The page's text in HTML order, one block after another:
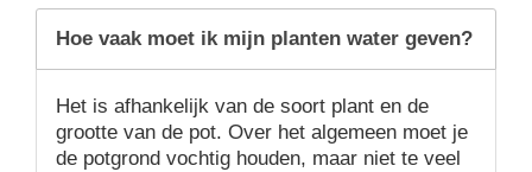
Hoe vaak moet ik mijn planten water geven?
Het is afhankelijk van de soort plant en de
grootte van de pot. Over het algemeen moet je
de potgrond vochtig houden, maar niet te veel